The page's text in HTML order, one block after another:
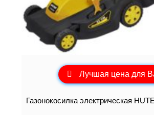
Лучшая цена для
Газонокосилка электрическая